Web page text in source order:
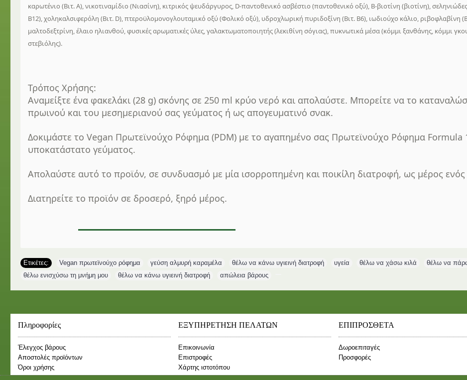
καρωτένιο (Βιτ. Α), νικοτιναμίδιο (Νιασίνη), κιτρικός ψευδάργυρος, D-παντοθενικό ασβέστιο (παντοθενικό οξύ), Β-βιοτίνη (βιοτίνη),
Β12), χοληκαλσιφερόλη (Βιτ. D), πτεροϋλομονογλουταμικό οξύ (Φολικό οξύ), υδροχλωρική πυριδοξίνη (Βιτ. Β6), ιωδιούχο κάλιο, ριβοφλαβίνη
μαλτοδεξτρίνη, έλαιο ηλιανθού, φυσικές αρωματικές ύλες, γαλακτωματοποιητής (λεκιθίνη σόγιας), πυκνωτικά μέσα (κόμμι ξανθάνης, κόμμι
στεβιόλης).
Τρόπος Χρήσης:
Αναμείξτε ένα φακελάκι (28 g) σκόνης σε 250 ml κρύο νερό και απολαύστε. Μπορείτε να το
πρωινού και του μεσημεριανού σας γεύματος ή ως απογευματινό σνακ.
Δοκιμάστε το Vegan Πρωτεϊνούχο Ρόφημα (PDM) με το αγαπημένο σας Πρωτεϊνούχο Ρόφημα Formula 1
υποκατάστατο γεύματος.
Απολαύστε αυτό το προϊόν, σε συνδυασμό με μία ισορροπημένη και ποικίλη διατροφή, ως μέρος
Διατηρείτε το προϊόν σε δροσερό, ξηρό μέρος.
Ετικέτες: Vegan πρωτεϊνούχο ρόφημα γεύση αλμυρή καραμέλα θέλω να κάνω υγιεινή διατροφή υγεία θέλω να χάσω κιλά θέλω να
θέλω ενισχύσω τη μνήμη μου
θέλω να κάνω υγιεινή διατροφή απώλεια βάρους
Πληροφορίες
Έλεγχος βάρους
Αποστολές προϊόντων
Όροι χρήσης
ΕΞΥΠΗΡΕΤΗΣΗ ΠΕΛΑΤΩΝ
Επικοινωνία
Επιστροφές
Χάρτης ιστοτόπου
ΕΠΙΠΡΟΣΘΕΤΑ
Δωροεπιταγές
Προσφορές